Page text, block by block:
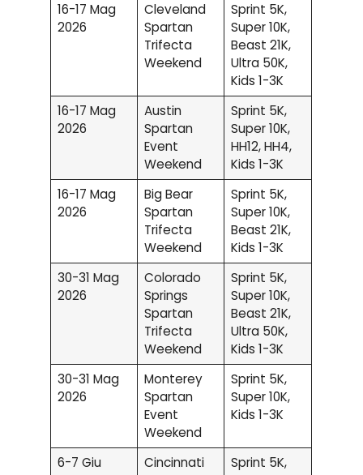
16-17 Mag
2026
Cleveland
Spartan
Trifecta
Weekend
Sprint 5K,
Super 10K,
Beast 21K,
Ultra 50K,
Kids 1-3K
16-17 Mag
2026
Austin
Spartan
Event
Weekend
Sprint 5K,
Super 10K,
HH12, HH4,
Kids 1-3K
16-17 Mag
2026
Big Bear
Spartan
Trifecta
Weekend
Sprint 5K,
Super 10K,
Beast 21K,
Kids 1-3K
30-31 Mag
2026
Colorado
Springs
Spartan
Trifecta
Weekend
Sprint 5K,
Super 10K,
Beast 21K,
Ultra 50K,
Kids 1-3K
30-31 Mag
2026
Monterey
Spartan
Event
Weekend
Sprint 5K,
Super 10K,
Kids 1-3K
6-7 Giu
Cincinnati
Sprint 5K,